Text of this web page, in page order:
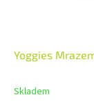
Yoggies
Skladem